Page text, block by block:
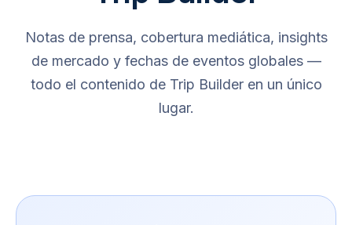
Notas de prensa, cobertura mediática, insights
de mercado y fechas de eventos globales —
todo el contenido de Trip Builder en un único
lugar.